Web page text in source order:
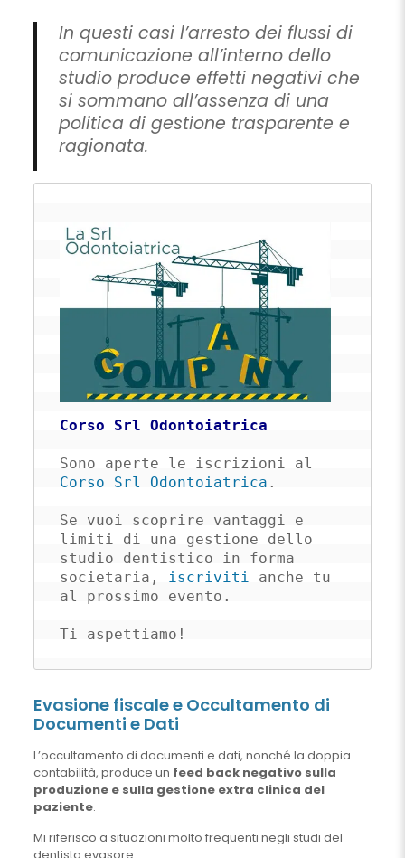
In questi casi l’arresto dei flussi di
comunicazione all’interno dello
studio produce effetti negativi che
si sommano all’assenza di una
politica di gestione trasparente e
ragionata.
Corso Srl Odontoiatrica
Corso Srl Odontoiatrica .
Se vuoi scoprire vantaggi e
limiti di una gestione dello
studio dentistico in forma
societaria,
iscriviti
anche tu
al prossimo evento.
Ti aspettiamo!
Evasione fiscale e Occultamento di
Documenti e Dati
L’occultamento di documenti e dati, nonché la doppia
contabilità, produce un feed back negativo sulla
produzione e sulla gestione extra clinica del
paziente.
Mi riferisco a situazioni molto frequenti negli studi del